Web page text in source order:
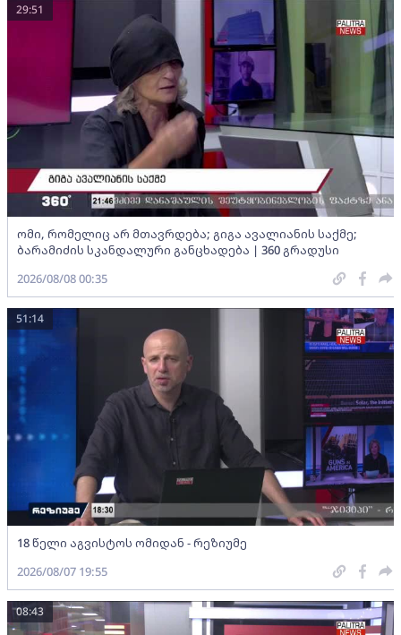
ომი, რომელიც არ მთავრდება; გიგა ავალიანის საქმე;
ბარამიძის სკანდალური განცხადება | 360 გრადუსი
29:51
2026/08/08 00:35
18 წელი აგვისტოს ომიდან - რეზიუმე
51:14
2026/08/07 19:55
08:43